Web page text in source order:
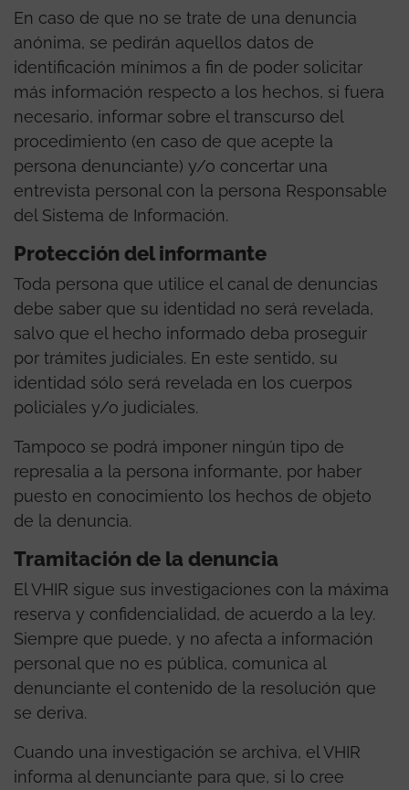
En caso de que no se trate de una denuncia
anónima, se pedirán aquellos datos de
identificación mínimos a fin de poder solicitar
más información respecto a los hechos, si fuera
necesario, informar sobre el transcurso del
procedimiento (en caso de que acepte la
persona denunciante) y/o concertar una
entrevista personal con la persona Responsable
del Sistema de Información.
Protección del informante
Toda persona que utilice el canal de denuncias
debe saber que su identidad no será revelada,
salvo que el hecho informado deba proseguir
por trámites judiciales. En este sentido, su
identidad sólo será revelada en los cuerpos
policiales y/o judiciales.
Tampoco se podrá imponer ningún tipo de
represalia a la persona informante, por haber
puesto en conocimiento los hechos de objeto
de la denuncia.
Tramitación de la denuncia
El VHIR sigue sus investigaciones con la máxima
reserva y confidencialidad, de acuerdo a la ley.
Siempre que puede, y no afecta a información
personal que no es pública, comunica al
denunciante el contenido de la resolución que
se deriva.
Cuando una investigación se archiva, el VHIR
informa al denunciante para que, si lo cree